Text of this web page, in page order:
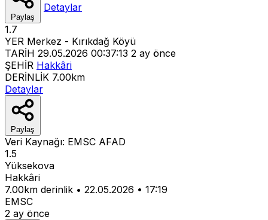
Paylaş
Detaylar
1.7
YER Merkez - Kırıkdağ Köyü
TARİH 29.05.2026 00:37:13 2 ay önce
ŞEHİR Hakkâri
DERİNLİK 7.00km
Detaylar
Paylaş
Veri Kaynağı: EMSC AFAD
1.5
Yüksekova
Hakkâri
7.00km derinlik • 22.05.2026 • 17:19
EMSC
2 ay önce